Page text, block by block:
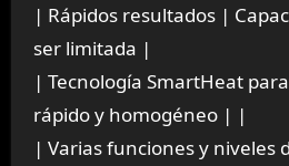
| Rápidos resultados |
ser limitada |
| Tecnología SmartHeat
rápido y homogéneo | |
| Varias funciones y niveles